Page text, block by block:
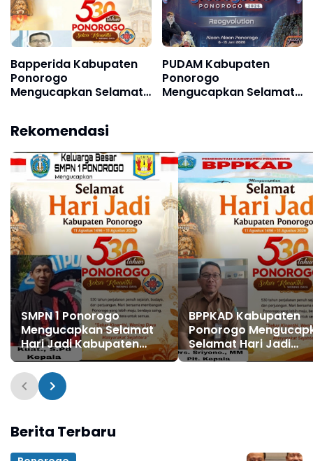
Bapperida Kabupaten
Ponorogo
Mengucapkan Selamat
Agustus 1496 - 11
Agustus 2026
PUDAM Kabupaten
Ponorogo
Mengucapkan Selamat
Nasional Reyog
Ponorogo XXXI Tahun
2026
Rekomendasi
SMPN 1 Ponorogo
Mengucapkan Selamat
Hari Jadi Kabupaten
Ponorogo ke 530, 11
Agustus 1496 - 11 Agustus
2026
BPPKAD Kabupaten
Ponorogo
Selamat Hari Jadi
Kabupaten
Berita Terbaru